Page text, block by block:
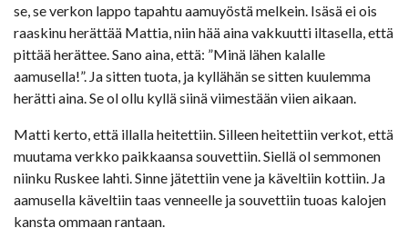
se, se verkon lappo tapahtu aamuyöstä melkein. Isäsä ei ois
raaskinu herättää Mattia, niin hää aina vakkuutti iltasella, että
pittää herättee. Sano aina, että: ”Minä lähen kalalle
aamusella!”. Ja sitten tuota, ja kyllähän se sitten kuulemma
herätti aina. Se ol ollu kyllä siinä viimestään viien aikaan.
Matti kerto, että illalla heitettiin. Silleen heitettiin verkot, että
muutama verkko paikkaansa souvettiin. Siellä ol semmonen
niinku Ruskee lahti. Sinne jätettiin vene ja käveltiin kottiin. Ja
aamusella käveltiin taas venneelle ja souvettiin tuoas kalojen
kansta ommaan rantaan.